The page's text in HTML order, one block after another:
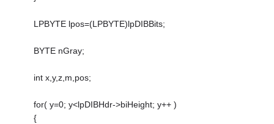
LPBYTE lpos=(LPBYTE)lpDIBBits;
BYTE nGray;
int x,y,z,m,pos;
for( y=0; y<lpDIBHdr->biHeight; y++ )
{